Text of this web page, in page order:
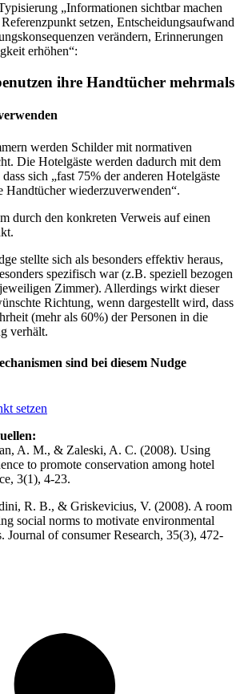
„Informationen sichtbar machen
setzen, Entscheidungsaufwand
verändern, Erinnerungen
erhöhen“:
ihre Handtücher mehrmals
werden Schilder mit normativen
Die Hotelgäste werden dadurch mit dem
sich „fast 75% der anderen Hotelgäste
Handtücher wiederzuverwenden“.
durch den konkreten Verweis auf einen
stellte sich als besonders effektiv heraus,
spezifisch war (z.B. speziell bezogen
Zimmer). Allerdings wirkt dieser
Richtung, wenn dargestellt wird, dass
(mehr als 60%) der Personen in die
verhält.
sind bei diesem Nudge
setzen
A. M., & Zaleski, A. C. (2008). Using
to promote conservation among hotel
3(1), 4-23.
R. B., & Griskevicius, V. (2008). A room
social norms to motivate environmental
Journal of consumer Research, 35(3), 472-